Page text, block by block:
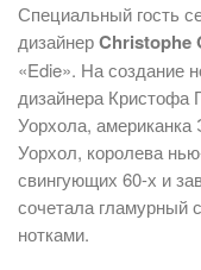
Специальный гость
дизайнерChristophe
«Edie». На создание
дизайнера Кристофа
Уорхола,
Уорхол, королева
свингующих 60-х и
сочетала гламурный
нотками.